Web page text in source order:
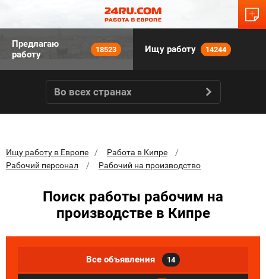
Предлагаю
работу
18523 Ищу работу 14244
Во всех странах
Ищу работу в Европе
Работа в Кипре
Рабочий персонал
Рабочий на производство
Поиск работы рабочим на
производстве в Кипре
Все объявления 14